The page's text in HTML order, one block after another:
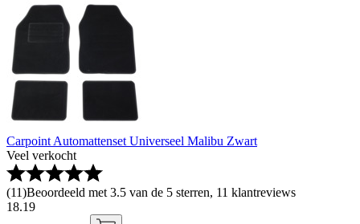
Carpoint Automattenset Universeel Malibu Zwart
Veel verkocht
(11)Beoordeeld met 3.5 van de 5 sterren, 11 klantreviews
18.19